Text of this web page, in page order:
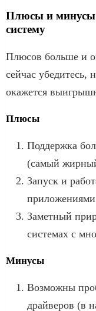
Плюсы и минусы
систему
Плюсов больше и
сейчас убедитесь,
окажется
Плюсы
Поддержка
(самый
Запуск и
Заметный
системах с
Минусы
Возможны
драйверов (в